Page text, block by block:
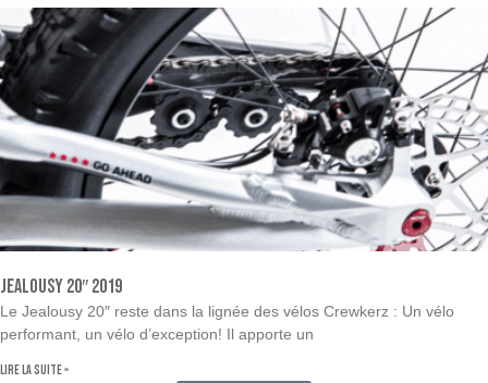
Jealousy 20″ 2019
Le Jealousy 20″ reste dans la lignée des vélos Crewkerz : Un vélo
performant, un vélo d’exception! Il apporte un
Lire la suite »